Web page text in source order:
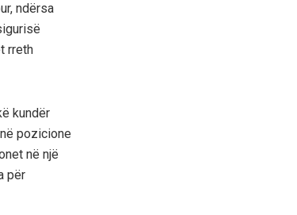
ndërsa
rreth
kundër
pozicione
në një
për